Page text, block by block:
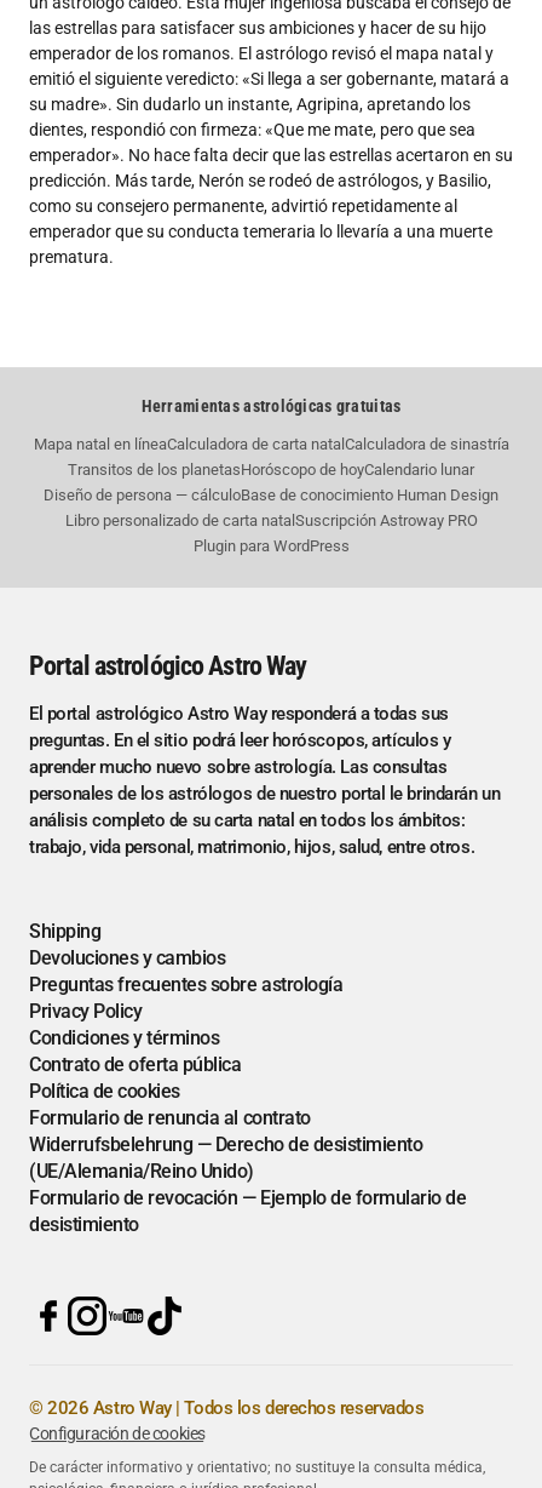
las estrellas para satisfacer sus ambiciones y hacer de su hijo
emperador de los romanos. El astrólogo revisó el mapa natal y
emitió el siguiente veredicto: «Si llega a ser gobernante, matará a
su madre». Sin dudarlo un instante, Agripina, apretando los
dientes, respondió con firmeza: «Que me mate, pero que sea
emperador». No hace falta decir que las estrellas acertaron en su
predicción. Más tarde, Nerón se rodeó de astrólogos, y Basilio,
como su consejero permanente, advirtió repetidamente al
emperador que su conducta temeraria lo llevaría a una muerte
prematura.
Herramientas astrológicas gratuitas
Mapa natal en líneaCalculadora de carta natal Calculadora de sinastría
Transitos de los planetasHoróscopo de hoyCalendario lunar
Diseño de persona — cálculoBase de conocimiento Human Design
Libro personalizado de carta natal Suscripción Astroway PRO
Plugin para WordPress
Portal astrológico Astro Way
El portal astrológico Astro Way responderá a todas sus
preguntas. En el sitio podrá leer horóscopos, artículos y
aprender mucho nuevo sobre astrología. Las consultas
personales de los astrólogos de nuestro portal le brindarán un
análisis completo de su carta natal en todos los ámbitos:
trabajo, vida personal, matrimonio, hijos, salud, entre otros.
Shipping
Devoluciones y cambios
Preguntas frecuentes sobre astrología
Privacy Policy
Condiciones y términos
Contrato de oferta pública
Política de cookies
Formulario de renuncia al contrato
Widerrufsbelehrung — Derecho de desistimiento
(UE/Alemania/Reino Unido)
Formulario de revocación — Ejemplo de formulario de
desistimiento
© 2026 Astro Way | Todos los derechos reservados
Configuración de cookies
De carácter informativo y orientativo; no sustituye la consulta médica,